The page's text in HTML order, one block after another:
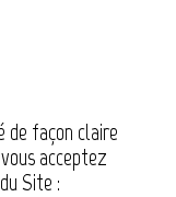
de façon claire
acceptez
Site :